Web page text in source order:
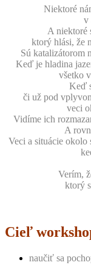
Niektoré
v
A niektoré
ktorý hlási, že
Sú katalizátorom
Keď je hladina
všetko
Keď
či už pod
veci
Vidíme ich
A
Veci a situácie okolo
Verím,
ktorý
Cieľ
naučiť sa